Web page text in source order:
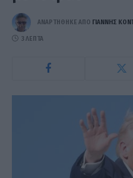
ΑΝΑΡΤΗΘΗΚΕ ΑΠΟ ΓΙΆΝΝΗΣ
3 ΛΕΠΤΆ